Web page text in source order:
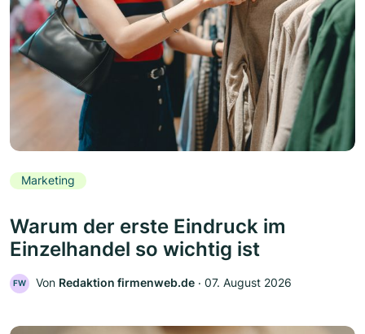
Marketing
Warum der erste Eindruck im
Einzelhandel so wichtig ist
FW Von Redaktion firmenweb.de ‧ 07. August 2026